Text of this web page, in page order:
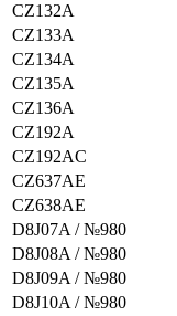
CZ132A
CZ133A
CZ134A
CZ135A
CZ136A
CZ192A
CZ192AC
CZ637AE
CZ638AE
D8J07A / №980
D8J08A / №980
D8J09A / №980
D8J10A / №980